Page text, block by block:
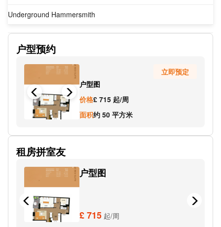
Underground Hammersmith
Underground Hammersmith
Underground Hammersmith
Underground-Stamford Brook
Underground-East Acton
Underground-Kensal Green
Underground Wood Lane
Underground White City
Underground Shepherd's Bush Market
Underground Shepherd's Bush
户型预约
户型图
价格£ 715 起/周
面积约 50 平方米
立即预定
租房拼室友
户型图
£ 715 起/周